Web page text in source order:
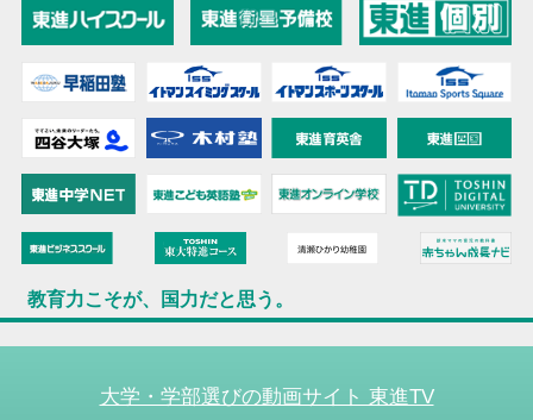
教育力こそが、国力だと思う。
大学・学部選びの動画サイト 東進TV